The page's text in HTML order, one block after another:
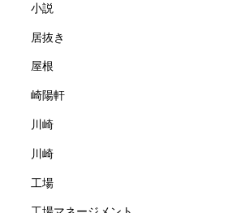
小説
居抜き
屋根
崎陽軒
川崎
川崎
工場